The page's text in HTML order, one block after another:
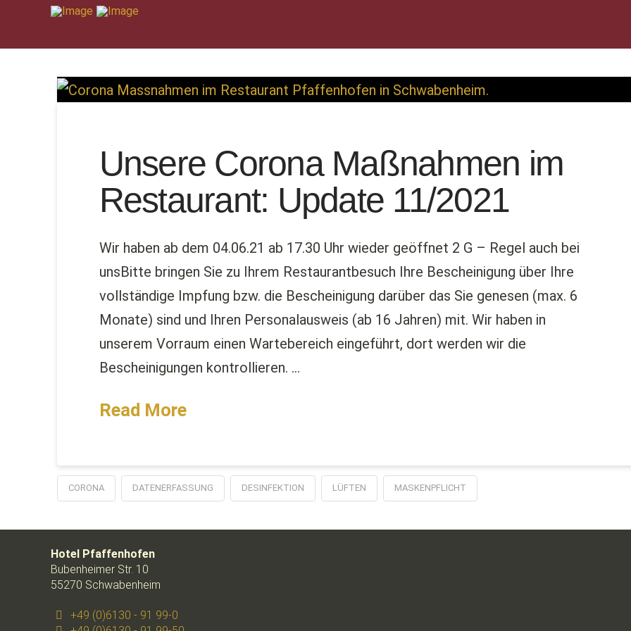
Unsere Corona Maßnahmen im
Restaurant: Update 11/2021
Wir haben ab dem 04.06.21 ab 17.30 Uhr wieder geöffnet 2 G – Regel auch bei
unsBitte bringen Sie zu Ihrem Restaurantbesuch Ihre Bescheinigung über Ihre
vollständige Impfung bzw. die Bescheinigung darüber das Sie genesen (max. 6
Monate) sind und Ihren Personalausweis (ab 16 Jahren) mit. Wir haben in
unserem Vorraum einen Wartebereich eingeführt, dort werden wir die
Bescheinigungen kontrollieren. …
Read More
CORONA DATENERFASSUNG DESINFEKTION LÜFTEN MASKENPFLICHT
Hotel Pfaffenhofen
Bubenheimer Str. 10
55270 Schwabenheim
+49 (0)6130 - 91 99-0